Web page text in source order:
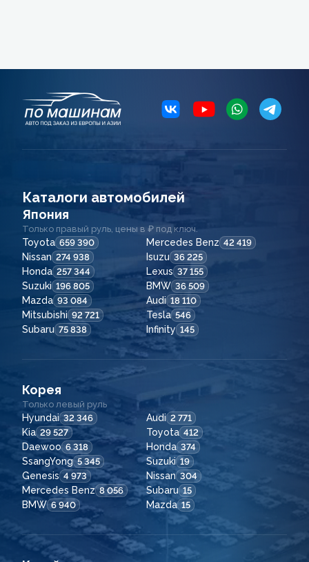
Каталоги автомобилей
Япония
Только правый руль, цены в ₽ под ключ.
Toyota 659 390 Mercedes Benz 42 419
Nissan 274 938 Isuzu 36 225
Honda 257 344 Lexus 37 155
Suzuki 196 805 BMW 36 509
Mazda 93 084 Audi 18 110
Mitsubishi 92 721 Tesla 546
Subaru 75 838 Infinity 145
Корея
Только левый руль
Hyundai 32 346 Audi 2 771
Kia 29 527 Toyota 412
Daewoo 6 318 Honda 374
SsangYong 5 345 Suzuki 19
Genesis 4 973 Nissan 304
Mercedes Benz 8 056 Subaru 15
BMW 6 940 Mazda 15